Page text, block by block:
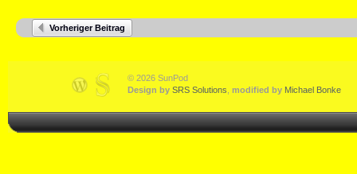
Vorheriger Beitrag
© 2026 SunPod
Design by SRS Solutions modified by Michael Bonke